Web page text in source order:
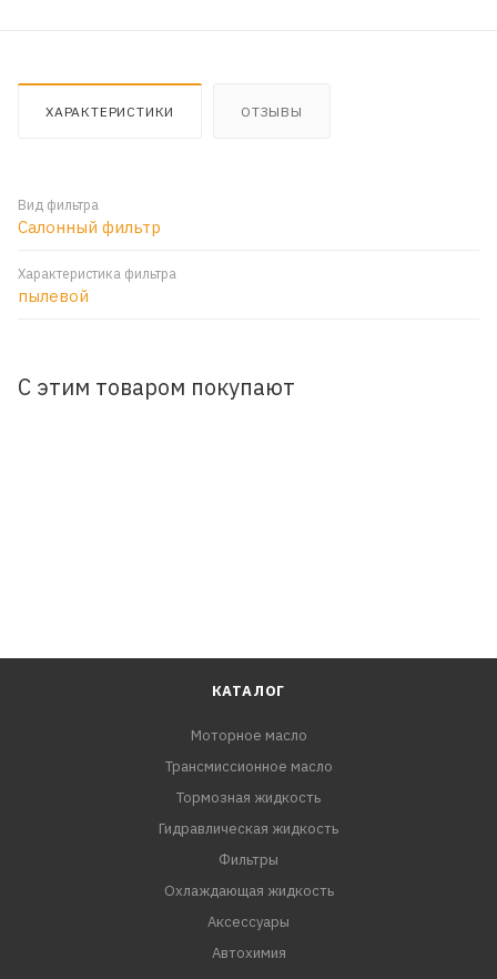
ХАРАКТЕРИСТИКИ ОТЗЫВЫ
Вид фильтра
Салонный фильтр
Характеристика фильтра
пылевой
С этим товаром покупают
КАТАЛОГ
Моторное масло
Трансмиссионное масло
Тормозная жидкость
Гидравлическая жидкость
Фильтры
Охлаждающая жидкость
Аксессуары
Автохимия